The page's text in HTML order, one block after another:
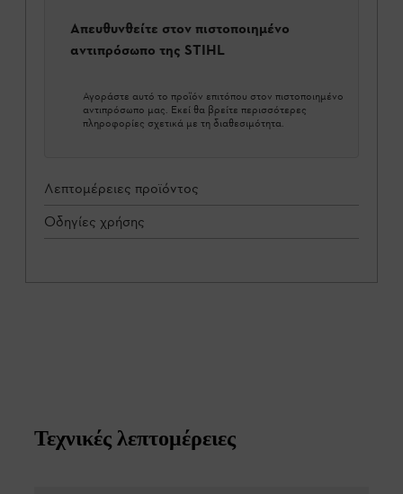
Απευθυνθείτε στον πιστοποιημένο
αντιπρόσωπο της STIHL
Αγοράστε αυτό το προϊόν επιτόπου στον πιστοποιημένο
αντιπρόσωπο μας. Εκεί θα βρείτε περισσότερες
πληροφορίες σχετικά με τη διαθεσιμότητα.
Λεπτομέρειες προϊόντος
Οδηγίες χρήσης
Τεχνικές λεπτομέρειες